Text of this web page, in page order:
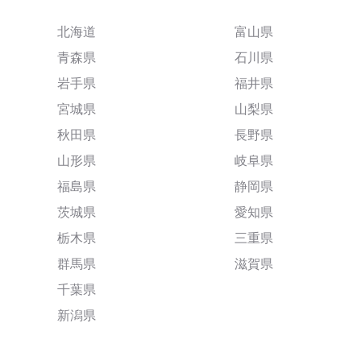
北海道
青森県
岩手県
宮城県
秋田県
山形県
福島県
茨城県
栃木県
群馬県
千葉県
新潟県
富山県
石川県
福井県
山梨県
長野県
岐阜県
静岡県
愛知県
三重県
滋賀県